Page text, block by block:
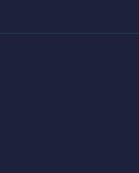
formativas